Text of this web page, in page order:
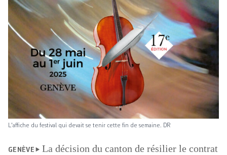
L'affiche du festival qui devait se tenir cette fin de semaine. DR
GENÈVE
La décision du canton de résilier le contrat